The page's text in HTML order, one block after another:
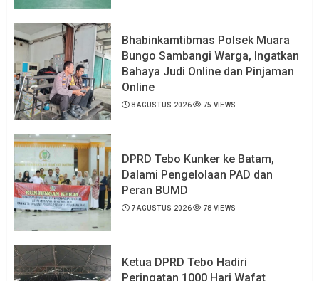
Bhabinkamtibmas Polsek Muara
Bungo Sambangi Warga, Ingatkan
Bahaya Judi Online dan Pinjaman
Online
8 AGUSTUS 2026 75 VIEWS
DPRD Tebo Kunker ke Batam,
Dalami Pengelolaan PAD dan
Peran BUMD
7 AGUSTUS 2026 78 VIEWS
Ketua DPRD Tebo Hadiri
Peringatan 1000 Hari Wafat